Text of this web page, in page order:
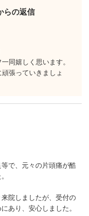
らの返信
同嬉しく思います。
張っていきましょ
で、元々の片頭痛が酷
院しましたが、受付の
あり、安心しました。